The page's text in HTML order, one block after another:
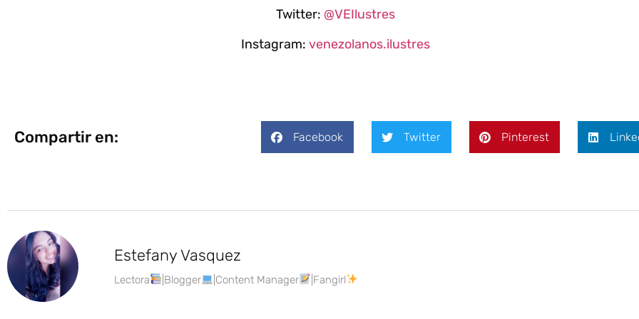
Twitter: @VEIlustres
Instagram: venezolanos.ilustres
Compartir en: Facebook Twitter Pinterest
Estefany Vasquez
Lectora |Blogger |Content Manager |Fangirl